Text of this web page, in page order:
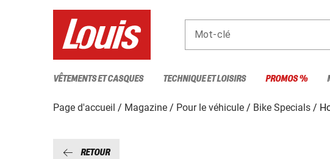
Mot-clé
VÊTEMENTS ET CASQUES TECHNIQUE ET LOISIRS PROMOS %
Page d'accueil Magazine Pour le véhicule Bike Specials
RETOUR